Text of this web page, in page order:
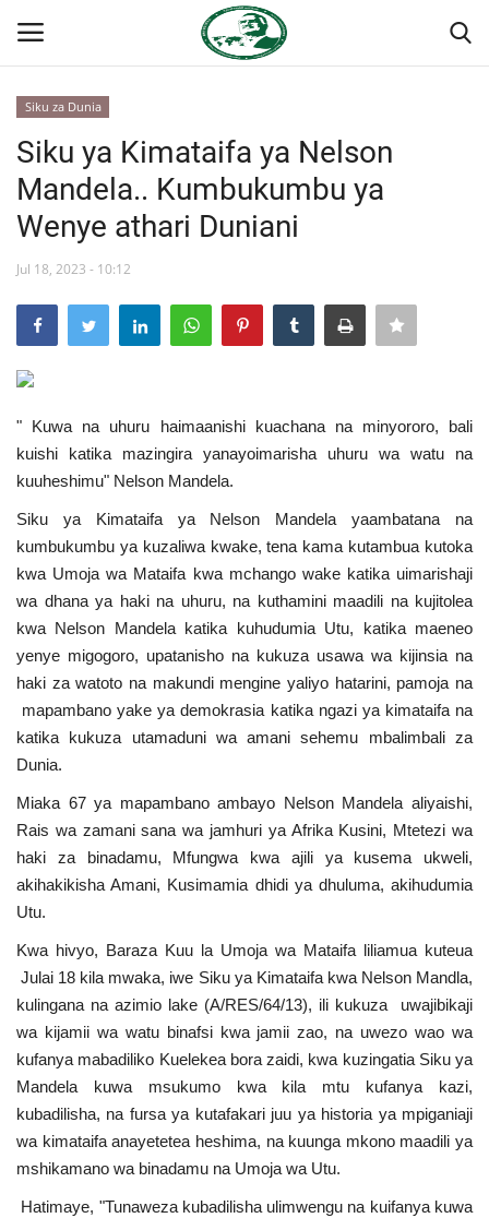
Nyumba
Onyesho la Majaribio
Jukwaa la Nasser la Kimataifa
Misri
Timu yetu
Urithi wa Nasser
Harakati ya Nasser kwa Vijana
Habari
Kanuni na Masharti ya Udhamini wa
Nasser
Udhamini wa Nasser
Nyaraka na Marejeleo
Waanzilishi
Raia wa ulimwengu mzima
Nyaraka
Nafasi
Washiriki
Video
Siku za Dunia
Siku ya Kimataifa ya Nelson
Mandela.. Kumbukumbu ya
Wenye athari Duniani
Jul 18, 2023 - 10:12
" Kuwa na uhuru haimaanishi kuachana na minyororo, bali
kuishi katika mazingira yanayoimarisha uhuru wa watu na
kuuheshimu" Nelson Mandela.
Siku ya Kimataifa ya Nelson Mandela yaambatana na
kumbukumbu ya kuzaliwa kwake, tena kama kutambua kutoka
kwa Umoja wa Mataifa kwa mchango wake katika uimarishaji
wa dhana ya haki na uhuru, na kuthamini maadili na kujitolea
kwa Nelson Mandela katika kuhudumia Utu, katika maeneo
yenye migogoro, upatanisho na kukuza usawa wa kijinsia na
haki za watoto na makundi mengine yaliyo hatarini, pamoja na
mapambano yake ya demokrasia katika ngazi ya kimataifa na
katika kukuza utamaduni wa amani sehemu mbalimbali za
Dunia.
Miaka 67 ya mapambano ambayo Nelson Mandela aliyaishi,
Rais wa zamani sana wa jamhuri ya Afrika Kusini, Mtetezi wa
haki za binadamu, Mfungwa kwa ajili ya kusema ukweli,
akihakikisha Amani, Kusimamia dhidi ya dhuluma, akihudumia
Utu.
Kwa hivyo, Baraza Kuu la Umoja wa Mataifa liliamua kuteua
Julai 18 kila mwaka, iwe Siku ya Kimataifa kwa Nelson Mandla,
kulingana na azimio lake (A/RES/64/13), ili kukuza uwajibikaji
wa kijamii wa watu binafsi kwa jamii zao, na uwezo wao wa
kufanya mabadiliko Kuelekea bora zaidi, kwa kuzingatia Siku ya
Mandela kuwa msukumo kwa kila mtu kufanya kazi,
kubadilisha, na fursa ya kutafakari juu ya historia ya mpiganiaji
wa kimataifa anayetetea heshima, na kuunga mkono maadili ya
mshikamano wa binadamu na Umoja wa Utu.
Hatimaye, "Tunaweza kubadilisha ulimwengu na kuifanya kuwa